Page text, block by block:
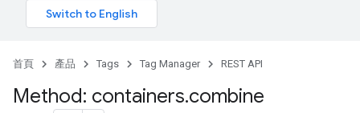
首頁 產品 Tags Tag Manager REST API
Method: containers.combine